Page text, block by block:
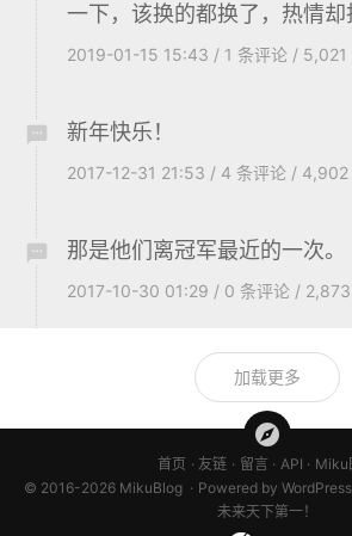
一下，该换的都换了，热情却
2019-01-15 15:43 / 1 条评论 / 5,021
新年快乐！
2017-12-31 21:53 / 4 条评论 / 4,902
那是他们离冠军最近的一次。
2017-10-30 01:29 / 0 条评论 /
加载更多
首页 友链 留言 API
Miku
© 2016-2026 MikuBlog
Powered by WordPress
未来天下第一！